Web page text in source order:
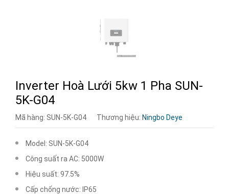
Inverter Hoà Lưới 5kw 1 Pha SUN-
5K-G04
Mã hàng: SUN-5K-G04 Thương hiệu: Ningbo Deye
Model: SUN-5K-G04
Công suất ra AC: 5000W
Hiệu suất: 97.5%
Cấp chống nước: IP65